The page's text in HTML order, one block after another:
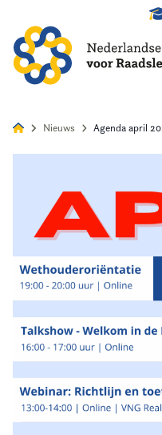
Agenda
Nieuws
Opleiding
Kennis & Informatie
Vereniging
Nieuws Agenda april